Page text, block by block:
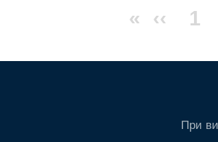
Первая
« ‹‹ 1
При